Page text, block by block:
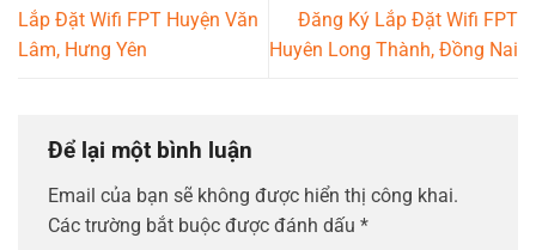
Lắp Đặt Wifi FPT Huyện Văn
Lâm, Hưng Yên
Đăng Ký Lắp Đặt Wifi FPT
Huyên Long Thành, Đồng Nai
Để lại một bình luận
Email của bạn sẽ không được hiển thị công khai.
Các trường bắt buộc được đánh dấu *